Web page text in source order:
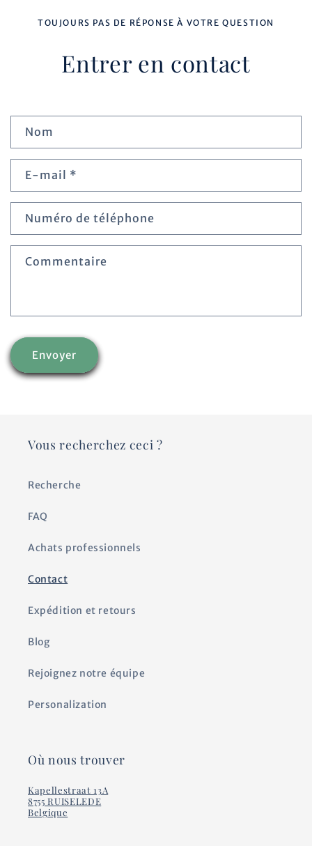
TOUJOURS PAS DE RÉPONSE À VOTRE QUESTION
Entrer en contact
o
u
r
e
Nom
E-mail *
Numéro de téléphone
Commentaire
Envoyer
Vous recherchez ceci ?
Recherche
FAQ
Achats professionnels
Contact
Expédition et retours
Blog
Rejoignez notre équipe
Personalization
Où nous trouver
Kapellestraat 13A
8755 RUISELEDE
Belgique